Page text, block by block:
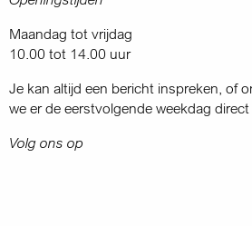
Maandag tot vrijdag
10.00 tot 14.00 uur
Je kan altijd een bericht inspreken, of
we er de eerstvolgende weekdag
Volg ons op